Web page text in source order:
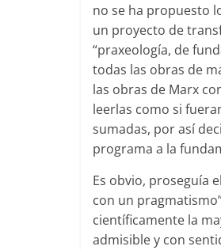
no se ha propuesto
un proyecto de
“praxeología, de
todas las obras de
las obras de Marx
leerlas como si
sumadas, por así
programa a la
Es obvio, proseguía
con un
científicamente la
admisible y con